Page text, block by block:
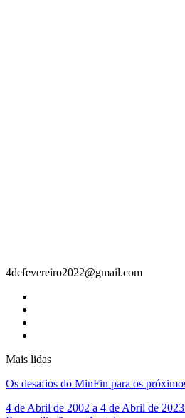
4defevereiro2022@gmail.com
Mais lidas
Os desafios do MinFin para os
4 de Abril de 2002 a 4 de Abril de